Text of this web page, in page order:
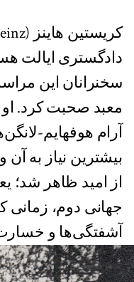
سخنرانان این
معبد صحبت کرد. او
آرام هوفهایم-
بیشترین نیاز به
از امید ظاهر
جهانی دوم، زمانی
آشفتگی‌ها و